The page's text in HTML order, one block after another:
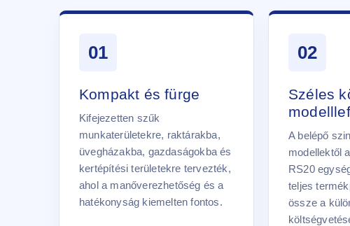
01
Kompakt és fürge
Kifejezetten szűk
munkaterületekre, raktárakba,
üvegházakba, gazdaságokba és
kertépítési területekre tervezték,
ahol a manőverezhetőség és a
hatékonyság kiemelten fontos.
02
Széles
A belépő
modellektől
RS20
teljes
össze a